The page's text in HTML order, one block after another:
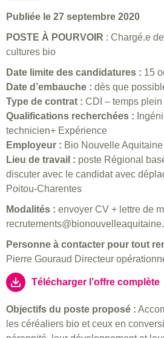
Publiée le 27 septembre 2020
POSTE À POURVOIR : Chargé.e
cultures bio
Date limite des candidatures : 15
Date d’embauche : dès que
Type de contrat : CDI – temps plein
Qualifications recherchées :
technicien+ Expérience
Employeur : Bio Nouvelle Aquitaine
Lieu de travail : poste Régional
discuter avec le candidat avec
Poitou-Charentes
Modalités : envoyer CV + lettre de
Personne à contacter pour tout
Pierre Gouraud Directeur
Télécharger l’offre complète
Objectifs du poste proposé :
les céréaliers bio et ceux en